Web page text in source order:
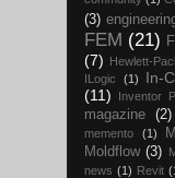
(3)
FEM (21)
(7) Hewlett-
ILogiс
(1) In-
(11)
Inventor
magazine
(2)
memento (1)
Moldflow (3)
news (1) Revit